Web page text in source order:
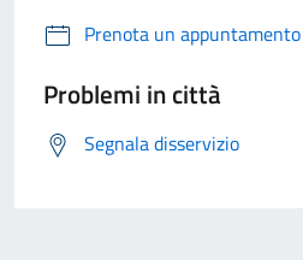
Prenota un appuntamento
Problemi in città
Segnala disservizio